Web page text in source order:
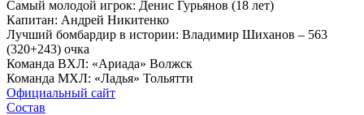
Самый молодой игрок: Денис Гурьянов (18 лет)
Капитан: Андрей Никитенко
Лучший бомбардир в истории: Владимир Шиханов – 563
(320+243) очка
Команда ВХЛ: «Ариада» Волжск
Команда МХЛ: «Ладья» Тольятти
Официальный сайт
Состав